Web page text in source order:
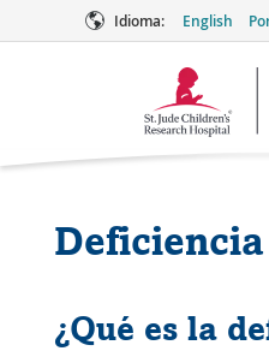
Idioma: English
¿Qué es la